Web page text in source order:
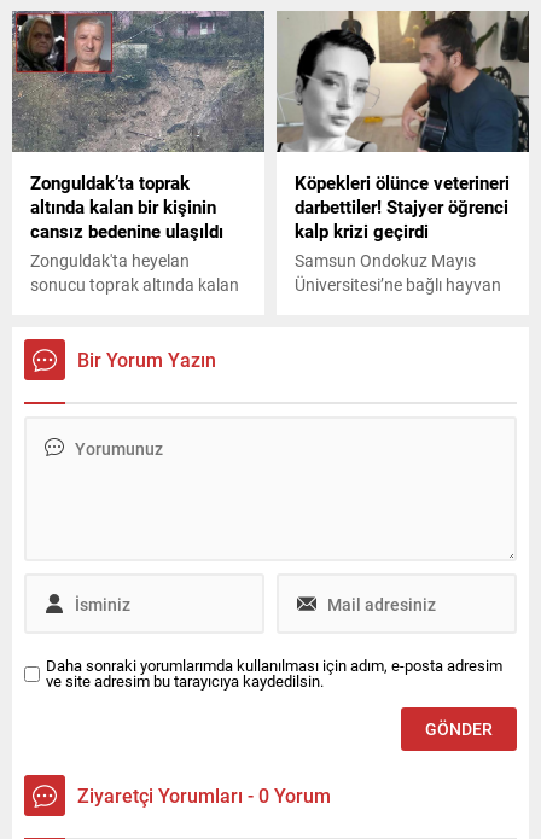
düşünüyorum dedi.
Gürol’un bir şeylerin ters
gittiğini 1.5 ay önce anladığı
görülüyor.
tamamen öğretmenlerimiz
için ayırarak yüzde 50
konaklama indirimi
sağlamıştık. Yeni yılda bu
desteği Bakanlığımızın tüm
mensuplarına sürdürme
bulundu.
Zonguldak’ta toprak
altında kalan bir kişinin
cansız bedenine ulaşıldı
Zonguldak'ta heyelan
sonucu toprak altında kalan
ışıkları ile yeniden başladı.
AFAD'dan yapılan
açıklamada bir kişinin cansız
Köpekleri ölünce veterineri
darbettiler! Stajyer öğrenci
kalp krizi geçirdi
Samsun Ondokuz Mayıs
Üniversitesi’ne bağlı hayvan
2 veteriner hekim ve 3 stajyer
Bir Yorum Yazın
Daha sonraki yorumlarımda kullanılması için adım, e-posta adresim
ve site adresim bu tarayıcıya kaydedilsin.
Ziyaretçi Yorumları - 0 Yorum